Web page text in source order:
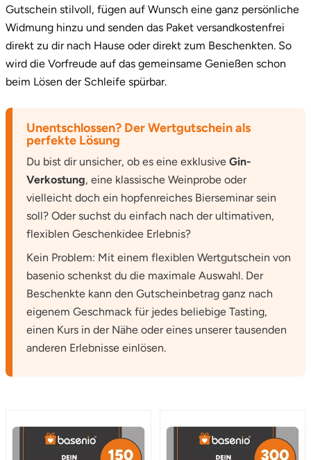
Gutschein stilvoll, fügen auf Wunsch eine ganz persönliche
Widmung hinzu und senden das Paket versandkostenfrei
direkt zu dir nach Hause oder direkt zum Beschenkten. So
wird die Vorfreude auf das gemeinsame Genießen schon
beim Lösen der Schleife spürbar.
Unentschlossen? Der Wertgutschein als
perfekte Lösung
Du bist dir unsicher, ob es eine exklusive Gin-
Verkostung, eine klassische Weinprobe oder
vielleicht doch ein hopfenreiches Bierseminar sein
soll? Oder suchst du einfach nach der ultimativen,
flexiblen Geschenkidee Erlebnis?
Kein Problem: Mit einem flexiblen Wertgutschein von
basenio schenkst du die maximale Auswahl. Der
Beschenkte kann den Gutscheinbetrag ganz nach
eigenem Geschmack für jedes beliebige Tasting,
einen Kurs in der Nähe oder eines unserer tausenden
anderen Erlebnisse einlösen.